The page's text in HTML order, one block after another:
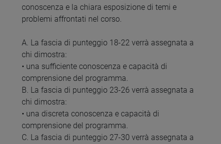
conoscenza e la chiara esposizione di temi e
problemi affrontati nel corso.
A. La fascia di punteggio 18-22 verrà assegnata a
chi dimostra:
• una sufficiente conoscenza e capacità di
comprensione del programma.
B. La fascia di punteggio 23-26 verrà assegnata a
chi dimostra:
• una discreta conoscenza e capacità di
comprensione del programma.
C. La fascia di punteggio 27-30 verrà assegnata a